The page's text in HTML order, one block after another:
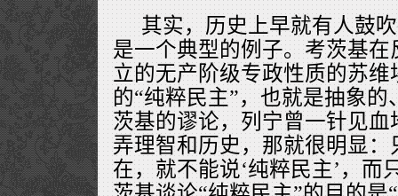
其实，历史上早就有人鼓
是一个典型的例子。考茨基
立的无产阶级专政性质的苏
的“纯粹民主”，也就是抽象
茨基的谬论，列宁曾一针见血
弄理智和历史，那就很明显
在，就不能说‘纯粹民主’，而